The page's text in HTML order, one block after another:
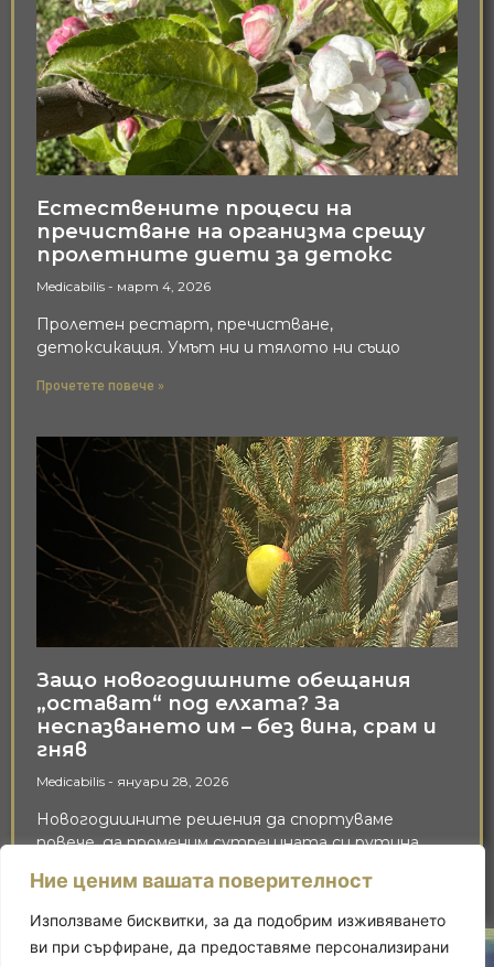
Ние ценим вашата поверителност
Използваме бисквитки, за да подобрим изживяването
ви при сърфиране, да предоставяме персонализирани
Естествените процеси на
пречистване на организма срещу
пролетните диети за детокс
Medicabilis март 4, 2026
Пролетен рестарт, пречистване,
детоксикация. Умът ни и тялото ни също
Прочетете повече »
Защо новогодишните обещания
„остават“ под елхата? За
неспазването им – без вина, срам и
гняв
Medicabilis януари 28, 2026
Новогодишните решения да спортуваме
повече, да променим сутрешната си рутина,
Прочетете повече »
Политика за
Политика на
Адрес: Бул. “Климент Охридски”